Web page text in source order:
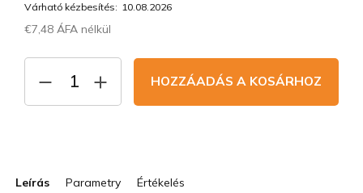
Várható kézbesítés: 10.08.2026
€7,48 ÁFA nélkül
HOZZÁADÁS A KOSÁRHOZ
Leírás Parametry Értékelés